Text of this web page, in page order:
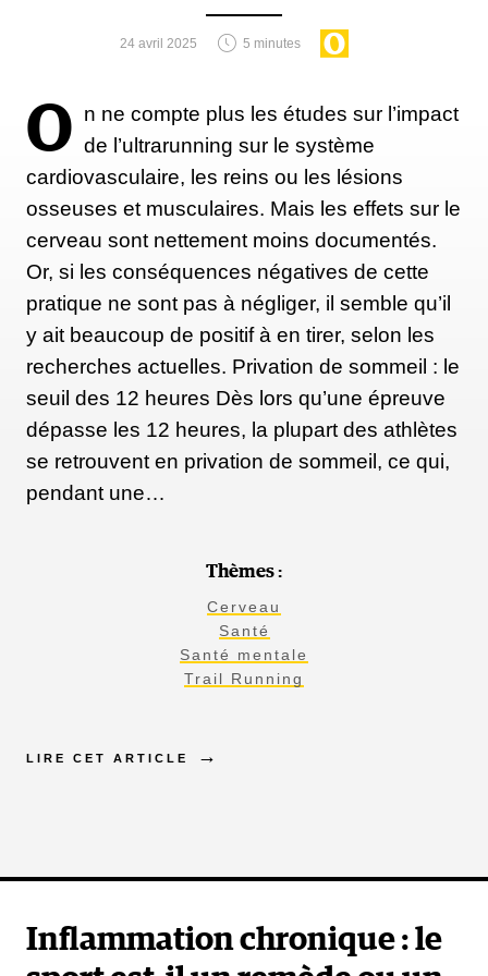
Au cours de l'année écoulée, nager en eaux froides
m'a constamment rappelé que les saisons et les eaux
pourrais toujours compter sur cette sensation unique
ressentie au moment où j'enfile mon maillot de bain
et plonge dans l'eau pour tout évacuer et repartir à
zéro.
24 avril 2025 5 minutes
O n ne compte plus les études sur l’impact
de l’ultrarunning sur le système
cardiovasculaire, les reins ou les lésions
osseuses et musculaires. Mais les effets sur le
cerveau sont nettement moins documentés.
Or, si les conséquences négatives de cette
pratique ne sont pas à négliger, il semble qu’il
y ait beaucoup de positif à en tirer, selon les
recherches actuelles. Privation de sommeil : le
seuil des 12 heures Dès lors qu’une épreuve
dépasse les 12 heures, la plupart des athlètes
se retrouvent en privation de sommeil, ce qui,
pendant une…
Thèmes :
Cerveau
Santé
Santé mentale
Trail Running
LIRE CET ARTICLE
Inflammation chronique : le